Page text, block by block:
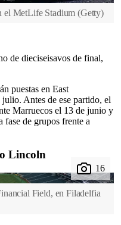
el MetLife Stadium (Getty)
de dieciseisavos de final,
puestas en East
Antes de ese partido, el
Marruecos el 13 de junio y
de grupos frente a
Lincoln
Field, en Filadelfia